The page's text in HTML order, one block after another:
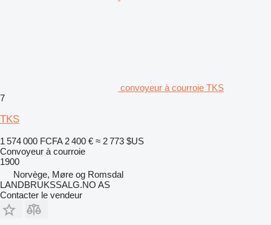
convoyeur à courroie TKS
7
TKS
1 574 000 FCFA 2 400 € ≈ 2 773 $US
Convoyeur à courroie
1900
Norvège, Møre og Romsdal
LANDBRUKSSALG.NO AS
Contacter le vendeur